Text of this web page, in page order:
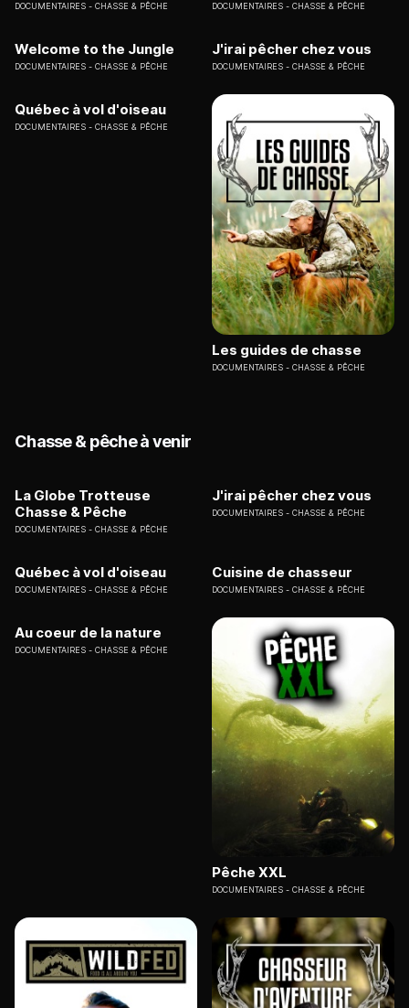
DOCUMENTAIRES CHASSE & PÊCHE DOCUMENTAIRES CHASSE & PÊCHE
Welcome to the Jungle
DOCUMENTAIRES CHASSE & PÊCHE
J'irai pêcher chez vous
DOCUMENTAIRES CHASSE & PÊCHE
Québec à vol d'oiseau
DOCUMENTAIRES CHASSE & PÊCHE
Les guides de chasse
DOCUMENTAIRES CHASSE & PÊCHE
Chasse & pêche à venir
La Globe Trotteuse
Chasse & Pêche
DOCUMENTAIRES CHASSE & PÊCHE
J'irai pêcher chez vous
DOCUMENTAIRES CHASSE & PÊCHE
Québec à vol d'oiseau
DOCUMENTAIRES CHASSE & PÊCHE
Cuisine de chasseur
DOCUMENTAIRES CHASSE & PÊCHE
Au coeur de la nature
DOCUMENTAIRES CHASSE & PÊCHE
Pêche XXL
DOCUMENTAIRES CHASSE & PÊCHE